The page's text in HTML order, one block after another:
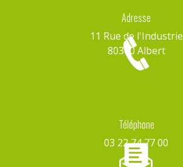
Adresse
11 Rue de l'Industrie
80300 Albert
Téléphone
03 22 74 77 00